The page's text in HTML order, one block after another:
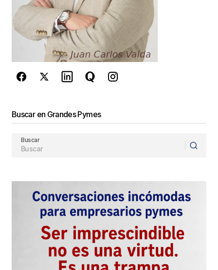
Este sitio esta protegido por
reCAPTCHA y laPolítica de
privacidady losTérminos del servicio
de Google se aplican.
Buscar en Grandes Pymes
Buscar